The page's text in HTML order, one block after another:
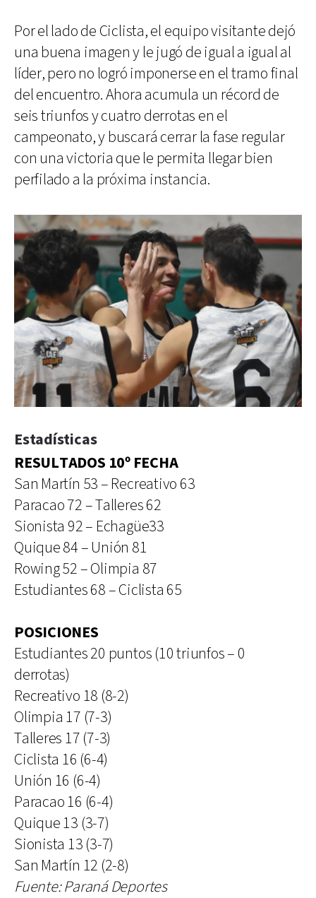
Por el lado de Ciclista, el equipo visitante dejó
una buena imagen y le jugó de igual a igual al
líder, pero no logró imponerse en el tramo final
del encuentro. Ahora acumula un récord de
seis triunfos y cuatro derrotas en el
campeonato, y buscará cerrar la fase regular
con una victoria que le permita llegar bien
perfilado a la próxima instancia.
Estadísticas
RESULTADOS 10º FECHA
San Martín 53 – Recreativo 63
Paracao 72 – Talleres 62
Sionista 92 – Echagüe33
Quique 84 – Unión 81
Rowing 52 – Olimpia 87
Estudiantes 68 – Ciclista 65
POSICIONES
Estudiantes 20 puntos (10 triunfos – 0
derrotas)
Recreativo 18 (8-2)
Olimpia 17 (7-3)
Talleres 17 (7-3)
Ciclista 16 (6-4)
Unión 16 (6-4)
Paracao 16 (6-4)
Quique 13 (3-7)
Sionista 13 (3-7)
San Martín 12 (2-8)
Fuente: Paraná Deportes